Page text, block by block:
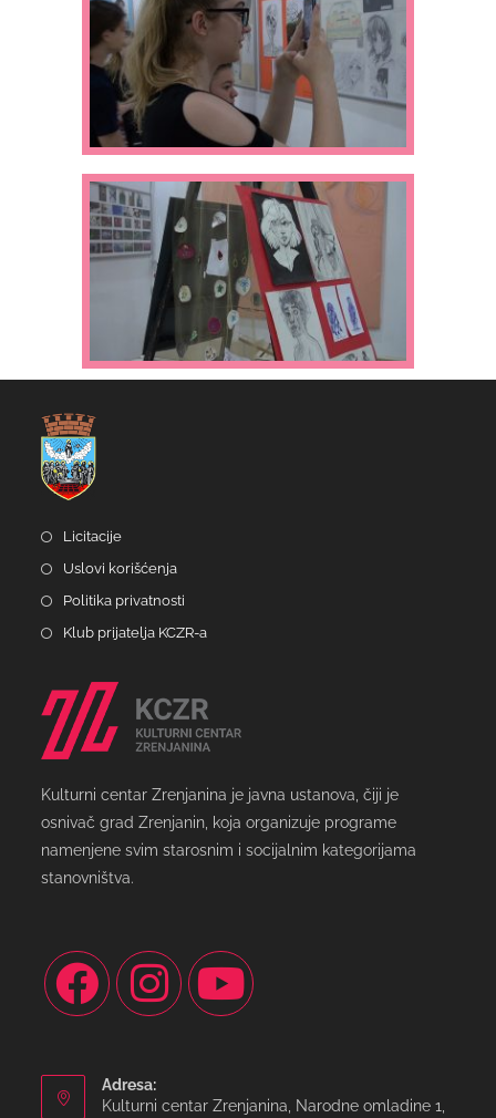
Licitacije
Uslovi korišćenja
Politika privatnosti
Klub prijatelja KCZR-a
Kulturni centar Zrenjanina je javna ustanova, čiji je
osnivač grad Zrenjanin, koja organizuje programe
namenjene svim starosnim i socijalnim kategorijama
stanovništva.
Adresa:
Kulturni centar Zrenjanina, Narodne omladine 1,